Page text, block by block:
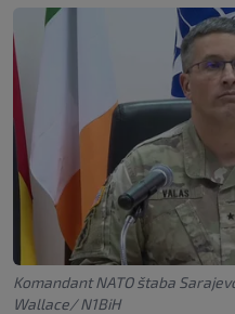
Komandant NATO štaba
Wallace/ N1BiH